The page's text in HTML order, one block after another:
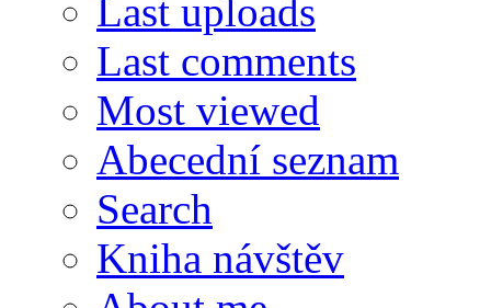
Last uploads
Last comments
Most viewed
Abecední seznam
Search
Kniha návštěv